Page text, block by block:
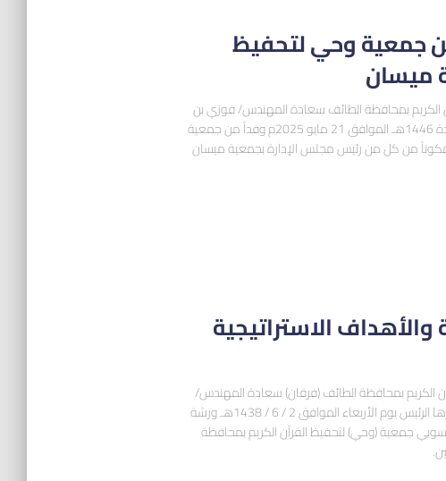
جمعية وحي لتحفيظ
ميسان
الكريم بمحافظة الطائف سعادة المهندس/ فوزي بن
عليوي الجعيد صباح يوم الأربعاء 23 ذي القعدة 1446هـ الموافق 21 مايو 2025م وفداً من جمعية
من كل من رئيس مجلس الإدارة بجمعية ميسان
الاستراتيجية
الكريم بمحافظة الطائف (فرقان) سعادة المهندس/
فوزي بن عليوي الجعيد، أقامت الجمعية بمقرها الرئيس يوم الأربعاء الموافق 2 / 6 / 1438هـ ورشة
جمعية (وحي) لتحفيظ القرآن الكريم بمحافظة